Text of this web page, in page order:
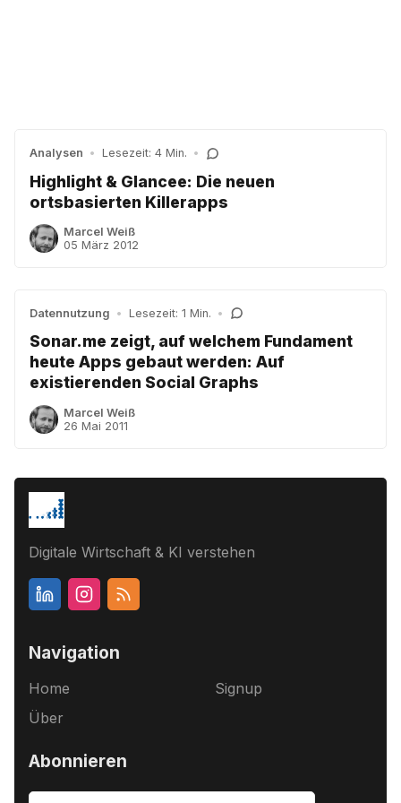
Analysen • Lesezeit: 4 Min. •
Highlight & Glancee: Die neuen
ortsbasierten Killerapps
Marcel Weiß
05 März 2012
Datennutzung • Lesezeit: 1 Min. •
Sonar.me zeigt, auf welchem Fundament
heute Apps gebaut werden: Auf
existierenden Social Graphs
Marcel Weiß
26 Mai 2011
Digitale Wirtschaft & KI verstehen
Navigation
Home
Über
Signup
Abonnieren